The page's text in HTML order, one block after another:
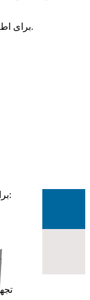
برای اطلاع از قیمت و شرایط خرید با ما تماس بگیرید.
برای دریافت مشاوره خرید با ما در تماس باشید: